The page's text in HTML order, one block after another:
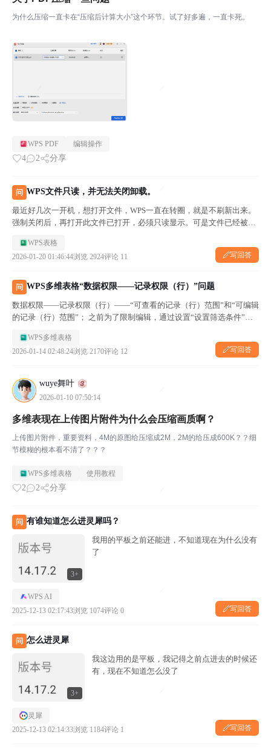
为什么压缩一直卡在“压缩后计算大小”这个环节。试了好多遍，一直卡死。
WPS PDF 编辑操作
4 2 分享
问 WPS文件只读，并无法关闭卸载。
最近好几次一开机，想打开文件，WPS一直在转圈，就是不刷新出来。
强制关闭后，再打开此文件已打开，必须只读显示。可是文件已经被强
载。打开任务管理器找到此任务，要关闭显示无法访问。
WPS表格
2026-01-20 01:46:44浏览 2924评论 11 写回答
问 WPS多维表格“数据权限——记录权限（行）”问题
数据权限——记录权限（行）——“可查看的记录（行）范围”和“可编辑
的记录（行）范围”； 之前为了限制编辑，通过设置“设置筛选条件”，
行就编辑不了了。 能否在“设置筛选条件”的时候，以“记录编号...
WPS多维表格
2026-01-14 02:48:24浏览 2170评论 12 写回答
wuye舞叶
2026-01-10 07:50:14
多维表现在上传图片附件为什么会压缩画质啊？
上传图片附件，重要资料，4M的原图给压缩成2M，2M的给压成600K？？细
节模糊的根本看不清了？？？
WPS多维表格 使用教程
2 2 分享
问 有谁知道怎么进灵犀吗？
3+
我用的平板之前还能进，不知道现在为什么没有
了
WPS AI
2025-12-13 02:17:43浏览 1074评论 0 写回答
问 怎么进灵犀
3+
我这边用的是平板，我记得之前点进去的时候还
有，现在不知道怎么没了
灵犀
2025-12-13 02:14:33浏览 1184评论 1 写回答